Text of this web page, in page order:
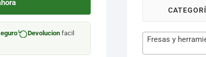
Devolucion facil
Fresas y herramienta